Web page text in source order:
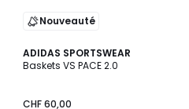
Nouveauté
ADIDAS SPORTSWEAR
Baskets VS PACE 2.0
CHF 60,00
4,7
/ 5